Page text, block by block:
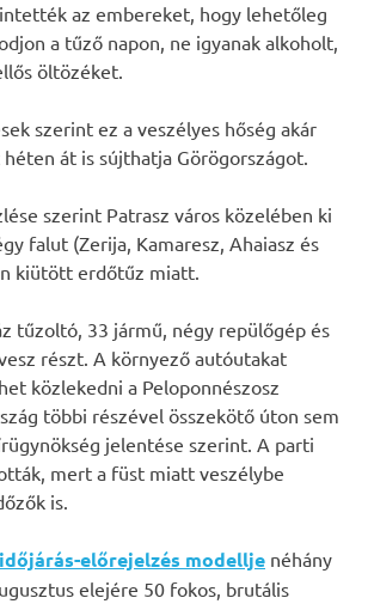
az embereket, hogy lehetőleg
a tűző napon, ne igyanak alkoholt,
öltözéket.
szerint ez a veszélyes hőség akár
át is sújthatja Görögországot.
szerint Patrasz város közelében ki
falut (Zerija, Kamaresz, Ahaiasz és
kiütött erdőtűz miatt.
tűzoltó, 33 jármű, négy repülőgép és
részt. A környező autóutakat
közlekedni a Peloponnészosz
többi részével összekötő úton sem
jelentése szerint. A parti
mert a füst miatt veszélybe
is.
előrejelzés modellje néhány
elejére 50 fokos, brutális